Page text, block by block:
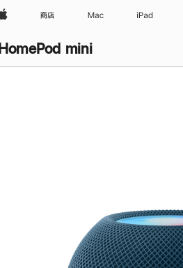
Apple 商店 Mac iPad
HomePod mini